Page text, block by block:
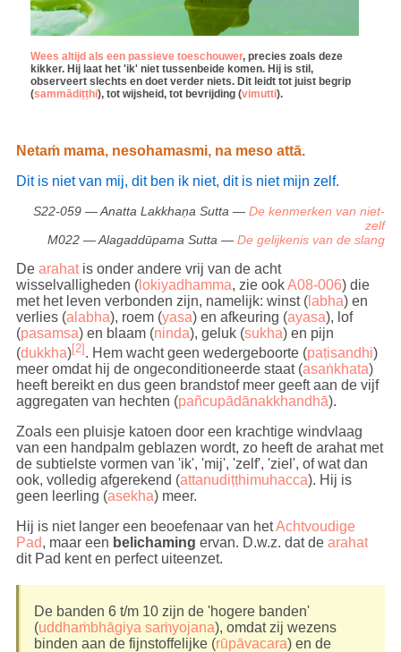
Wees altijd als een passieve toeschouwer, precies zoals deze
kikker. Hij laat het 'ik' niet tussenbeide komen. Hij is stil,
observeert slechts en doet verder niets. Dit leidt tot juist begrip
(sammādiṭṭhi), tot wijsheid, tot bevrijding (vimutti).
Netaṁ mama, nesohamasmi, na meso attā.
Dit is niet van mij, dit ben ik niet, dit is niet mijn zelf.
S22-059 — Anatta Lakkhaṇa Sutta —De kenmerken van niet-
zelf
M022 — Alagaddūpama Sutta —De gelijkenis van de slang
De arahatis onder andere vrij van de acht
wisselvalligheden (lokiyadhamma, zie ookA08-006) die
met het leven verbonden zijn, namelijk: winst (labha) en
verlies (alabha), roem (yasa) en afkeuring (ayasa), lof
(pasamsa) en blaam (ninda), geluk (sukha) en pijn
(dukkha)[2]. Hem wacht geen wedergeboorte (paṭisandhi)
meer omdat hij de ongeconditioneerde staat (asaṅkhata)
heeft bereikt en dus geen brandstof meer geeft aan de vijf
aggregaten van hechten (pañcupādānakkhandhā).
Zoals een pluisje katoen door een krachtige windvlaag
van een handpalm geblazen wordt, zo heeft de arahat met
de subtielste vormen van 'ik', 'mij', 'zelf', 'ziel', of wat dan
ook, volledig afgerekend (attanudiṭṭhimuhacca). Hij is
geen leerling (asekha) meer.
Hij is niet langer een beoefenaar van hetAchtvoudige
Pad, maar een belichaming ervan. D.w.z. dat de arahat
dit Pad kent en perfect uiteenzet.
De banden 6 t/m 10 zijn de 'hogere banden'
(uddhaṁbhāgiya saṁyojana), omdat zij wezens
binden aan de fijnstoffelijke (rūpāvacara) en de